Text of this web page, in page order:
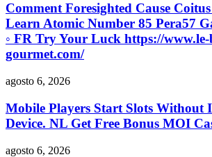
Comment Foresighted Cause
Learn Atomic Number 85 Pera57
◦ FR Try Your Luck https://
gourmet.com/
agosto 6, 2026
Mobile Players Start Slots Without
Device. NL Get Free Bonus MOI
agosto 6, 2026